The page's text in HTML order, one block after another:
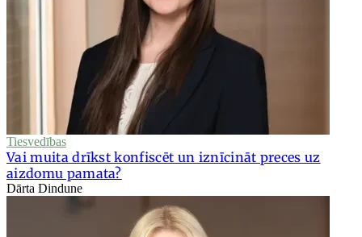
Tiesvedības
Vai muita drīkst konfiscēt un iznīcināt preces uz
aizdomu pamata?
Dārta Dindune